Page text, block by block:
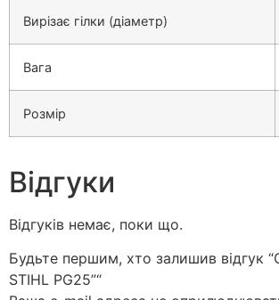
Вирізає гілки (діаметр)
Вага
Розмір
Відгуки
Відгуків немає, поки що.
Будьте першим, хто залишив відгук
STIHL PG25”“